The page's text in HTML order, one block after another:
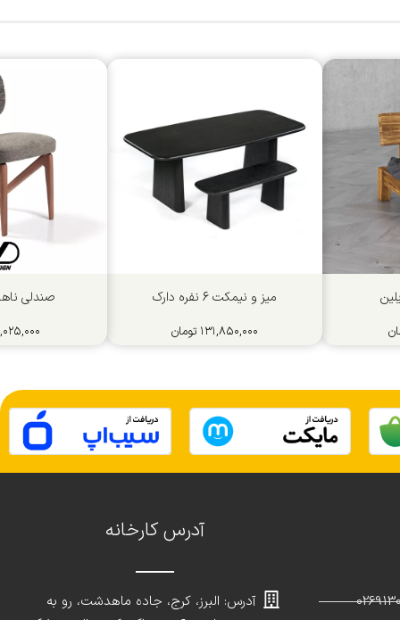
میز و نیمکت 6 نفره دارک
۱۳۱,۸۵۰,۰۰۰ تومان
صندلی
آدرس کارخانه
آدرس: البرز، کرج، جاده ماهدشت، رو به